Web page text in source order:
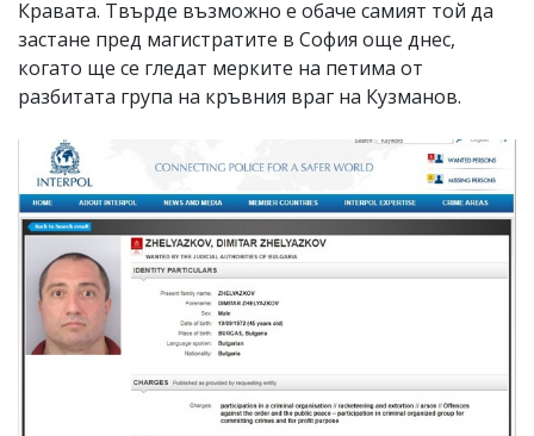
Кравата. Твърде възможно е обаче самият той да
застане пред магистратите в София още днес,
когато ще се гледат мерките на петима от
разбитата група на кръвния враг на Кузманов.